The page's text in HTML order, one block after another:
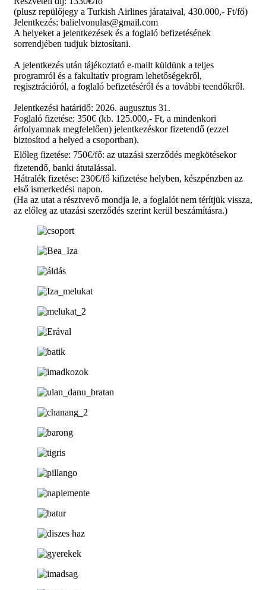
(plusz repülőjegy a Turkish Airlines járataival, 430.000,- Ft/fő)
Jelentkezés: balielvonulas@gmail.com
A helyeket a jelentkezések és a foglaló befizetésének
sorrendjében tudjuk biztosítani.
A jelentkezés után tájékoztató e-mailt küldünk a teljes
programról és a fakultatív program lehetőségekről,
regisztrációról, a foglaló befizetéséről és a további teendőkről.
Jelentkezési határidő: 2026. augusztus 31.
Foglaló fizetése: 350€ (kb. 125.000,- Ft, a mindenkori
árfolyamnak megfelelően) jelentkezéskor fizetendő (ezzel
biztosítod a helyed a csoportban).
Előleg fizetése: 750€/fő: az utazási szerződés megkötésekor
fizetendő, banki átutalással.
Hátralék fizetése: 230€/fő kifizetése helyben, készpénzben az
első ismerkedési napon.
(Ha az utat a résztvevő mondja le, a foglalót nem térítjük vissza,
az előleg az utazási szerződés szerint kerül beszámításra.)